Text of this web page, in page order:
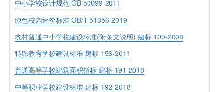
中小学校设计规范 GB 50099-2011
绿色校园评价标准 GB/T 51356-2019
农村普通中小学校建设标准(附条文说明) 建标 109-2008
特殊教育学校建设标准 建标 156-2011
普通高等学校建筑面积指标 建标 191-2018
中等职业学校建设标准 建标 192-2018